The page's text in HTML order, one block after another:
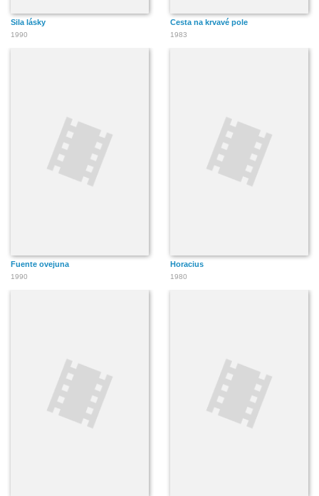
Sila lásky
1990
Cesta na krvavé pole
1983
Fuente ovejuna
1990
Horacius
1980